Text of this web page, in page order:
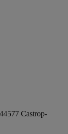
Castrop-